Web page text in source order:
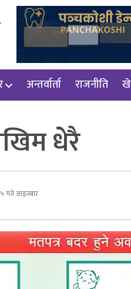
अन्तर्वार्ता राजनीति
धेरै
गते आइतबार